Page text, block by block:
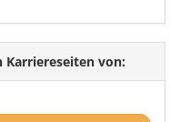
von: